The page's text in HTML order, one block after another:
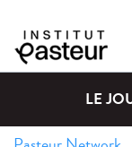
LE